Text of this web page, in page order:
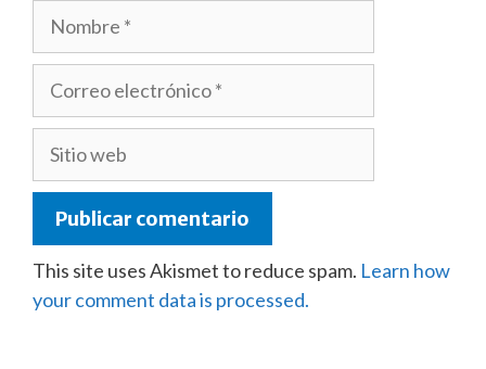
Nombre
Correo
Sitio
This site uses Akismet to reduce spam. Learn how
your comment data is processed.